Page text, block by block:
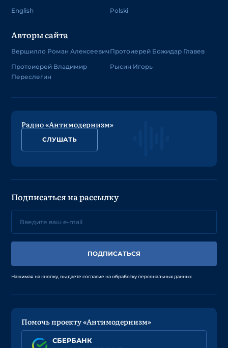
English
Polski
Авторы сайта
Вершилло Роман Алексеевич
Протоиерей Владимир
Переслегин
Протоиерей Божидар Главев
Рысин Игорь
Радио «Антимодернизм»
СЛУШАТЬ
Подписаться на рассылку
ПОДПИСАТЬСЯ
Нажимая на кнопку, вы даете согласие на обработку персональных данных
Помочь проекту «Антимодернизм»
СБЕРБАНК